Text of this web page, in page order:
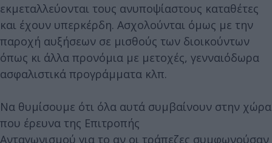
εκμεταλλεύονται τους ανυποψίαστους καταθέτες
και έχουν υπερκέρδη. Ασχολούνται όμως με την
παροχή αυξήσεων σε μισθούς των διοικούντων
όπως κι άλλα προνόμια με μετοχές, γενναιόδωρα
ασφαλιστικά προγράμματα κλπ.
Να θυμίσουμε ότι όλα αυτά συμβαίνουν στην χώρα
που έρευνα της Επιτροπής
Ανταγωνισμού για το αν οι τράπεζες συμφωνούσαν